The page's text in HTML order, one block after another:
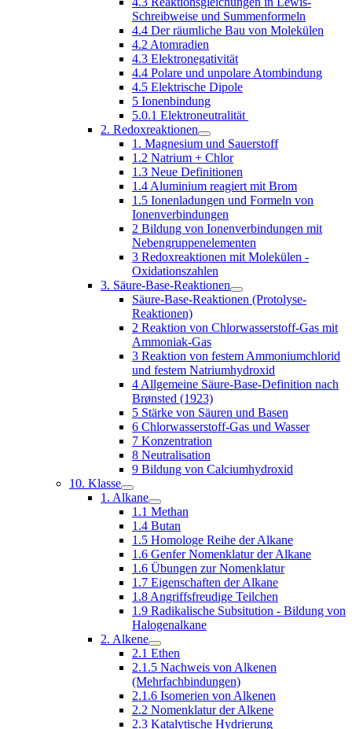
Schreibweise und Summenformeln
4.4 Der räumliche Bau von Molekülen
4.2 Atomradien
4.3 Elektronegativität
4.4 Polare und unpolare Atombindung
4.5 Elektrische Dipole
5 Ionenbindung
5.0.1 Elektroneutralität
2. Redoxreaktionen
1. Magnesium und Sauerstoff
1.2 Natrium + Chlor
1.3 Neue Definitionen
1.4 Aluminium reagiert mit Brom
1.5 Ionenladungen und Formeln von
Ionenverbindungen
2 Bildung von Ionenverbindungen mit
Nebengruppenelementen
3 Redoxreaktionen mit Molekülen -
Oxidationszahlen
3. Säure-Base-Reaktionen
Säure-Base-Reaktionen (Protolyse-
Reaktionen)
2 Reaktion von Chlorwasserstoff-Gas mit
Ammoniak-Gas
3 Reaktion von festem Ammoniumchlorid
und festem Natriumhydroxid
4 Allgemeine Säure-Base-Definition nach
Brønsted (1923)
5 Stärke von Säuren und Basen
6 Chlorwasserstoff-Gas und Wasser
7 Konzentration
8 Neutralisation
9 Bildung von Calciumhydroxid
10. Klasse
1. Alkane
1.1 Methan
1.4 Butan
1.5 Homologe Reihe der Alkane
1.6 Genfer Nomenklatur der Alkane
1.6 Übungen zur Nomenklatur
1.7 Eigenschaften der Alkane
1.8 Angriffsfreudige Teilchen
1.9 Radikalische Subsitution - Bildung von
Halogenalkane
2. Alkene
2.1 Ethen
2.1.5 Nachweis von Alkenen
(Mehrfachbindungen)
2.1.6 Isomerien von Alkenen
2.2 Nomenklatur der Alkene
2.3 Katalytische Hydrierung